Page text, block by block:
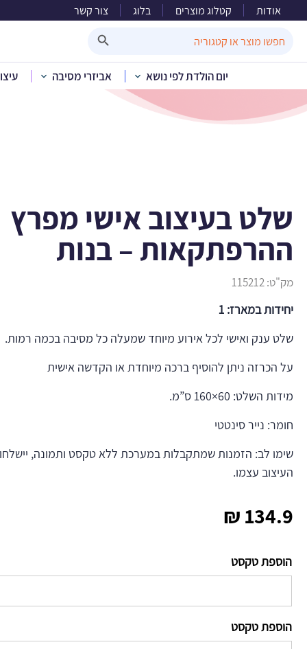
אודות קטלוג מוצרים בלוג צור קשר
for:
יום הולדת לפי נושא אביזרי מסיבה
שלט
בית»קטלוג מוצרים»יום הולדת לפי
שלט בעיצוב אישי מפרץ
ההרפתקאות – בנות
מק"ט:115212
יחידות במארז: 1
שלט ענק ואישי לכל אירוע מיוחד שמעלה כל מסיבה בכמה רמות.
על הכרזה ניתן להוסיף ברכה מיוחדת או הקדשה אישית
מידות השלט: 60×160 ס”מ.
חומר: נייר סינטטי
שימו לב: הזמנות שמתקבלות במערכת ללא טקסט ותמונה,
העיצוב עצמו.
134.9
₪
הוספת טקסט
הוספת טקסט